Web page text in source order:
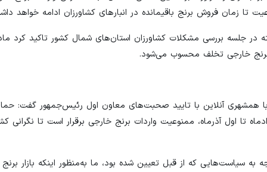
تا زمان فروش برنج باقیمانده در انبارهای کشاورزان ادامه خواهد
جلسه بررسی مشکلات کشاورزان استان‌های شمال کشور تاکید کرد
برنج خارجی تخلف محسوب می‌شود.
با همشهری ‌آنلاین با تایید صحبت‌های معاون اول رئیس‌جمهور گفت:
تا اول آذرماه، ممنوعیت واردات برنج خارجی برقرار است تا نگرانی
سیاست‌هایی که از قبل تعیین شده بود، ما به‌منظور اینکه بازار برنج